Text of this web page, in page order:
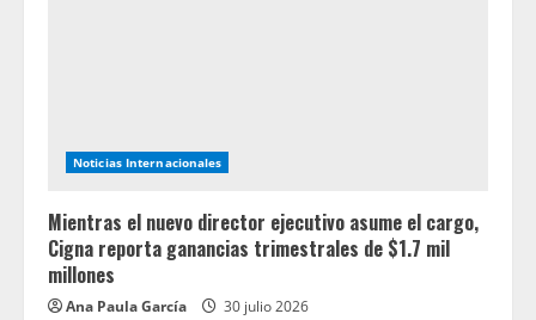
Noticias Internacionales
Mientras el nuevo director ejecutivo asume el cargo,
Cigna reporta ganancias trimestrales de $1.7 mil
millones
Ana Paula García 30 julio 2026